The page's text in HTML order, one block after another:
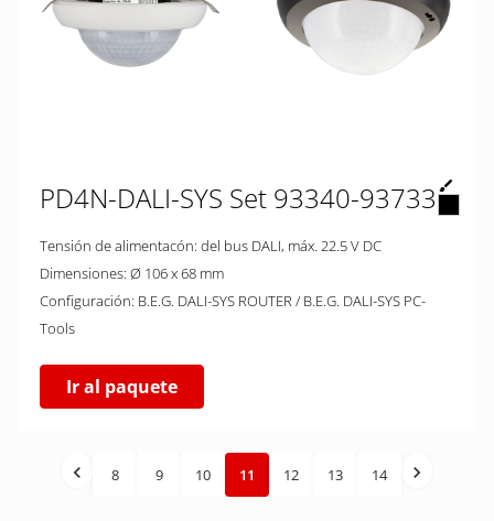
PD4N-DALI-SYS Set 93340-93733
Tensión de alimentacón: del bus DALI, máx. 22.5 V DC
Dimensiones: Ø 106 x 68 mm
Configuración: B.E.G. DALI-SYS ROUTER / B.E.G. DALI-SYS PC-
Tools
Ir al paquete
8 9 10 11 12 13 14